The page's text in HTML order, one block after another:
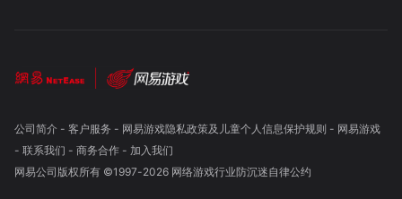
公司简介- 客户服务 - 网易游戏隐私政策及儿童个人信息保护规则 - 网易游戏
- 联系我们 - 商务合作- 加入我们
网易公司版权所有 ©1997-2026 网络游戏行业防沉迷自律公约